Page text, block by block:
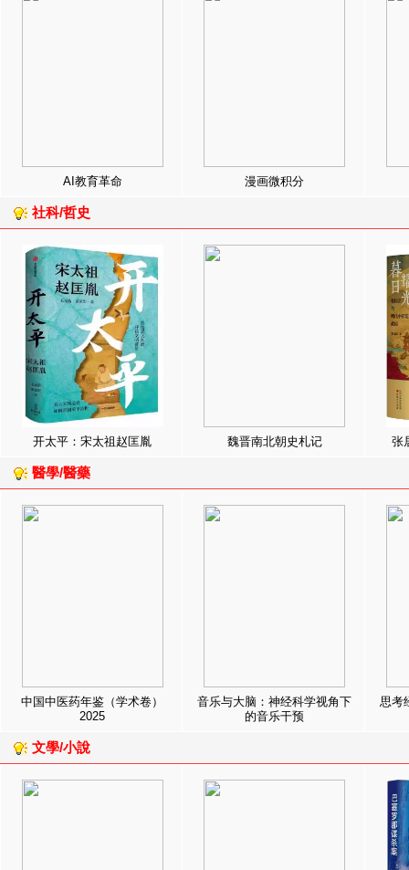
AI教育革命 漫画微积分
社科/哲史
开太平：宋太祖赵匡胤 魏晋南北朝史札记 张
醫學/醫藥
中国中医药年鉴（学术卷）
2025
音乐与大脑：神经科学视角下
的音乐干预
思考
文學/小說